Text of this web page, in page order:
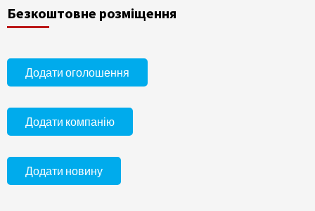
Безкоштовне розміщення
Додати оголошення
Додати компанію
Додати новину